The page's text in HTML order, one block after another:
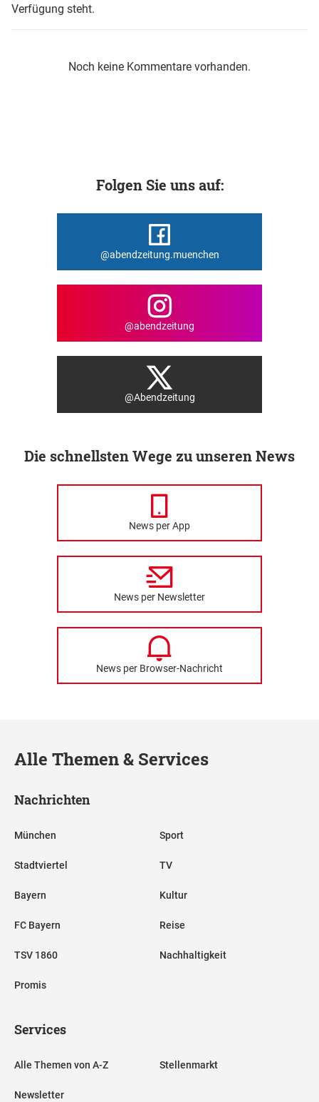
Verfügung steht.
Noch keine Kommentare vorhanden.
Folgen Sie uns auf:
@abendzeitung.muenchen
@abendzeitung
@Abendzeitung
Die schnellsten Wege zu unseren News
News per App
News per Newsletter
News per Browser-Nachricht
Alle Themen & Services
Nachrichten
München
Stadtviertel
Bayern
FC Bayern
TSV 1860
Promis
Sport
TV
Kultur
Reise
Nachhaltigkeit
Services
Alle Themen von A-Z
Newsletter
Stellenmarkt